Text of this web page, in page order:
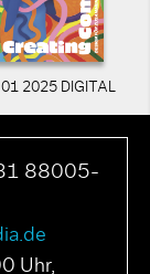
01 2025 DIGITAL
88005-
Uhr,